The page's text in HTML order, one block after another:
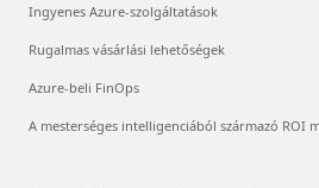
Ingyenes Azure-szolgáltatások
Rugalmas vásárlási lehetőségek
Azure-beli FinOps
A mesterséges intelligenciából származó ROI